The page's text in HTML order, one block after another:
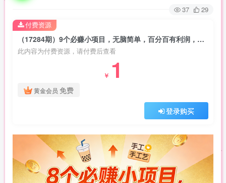
37 29
（17284期）9个必赚小项目，无脑简单，百分百有利润，副业首选，日入300+
此内容为付费资源，请付费后查看
￥ 1
黄金会员 免费
登录购买
付费资源